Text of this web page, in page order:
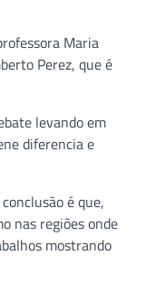
Maria
Perez, que é
levando em
diferencia e
é que,
nas regiões onde
mostrando